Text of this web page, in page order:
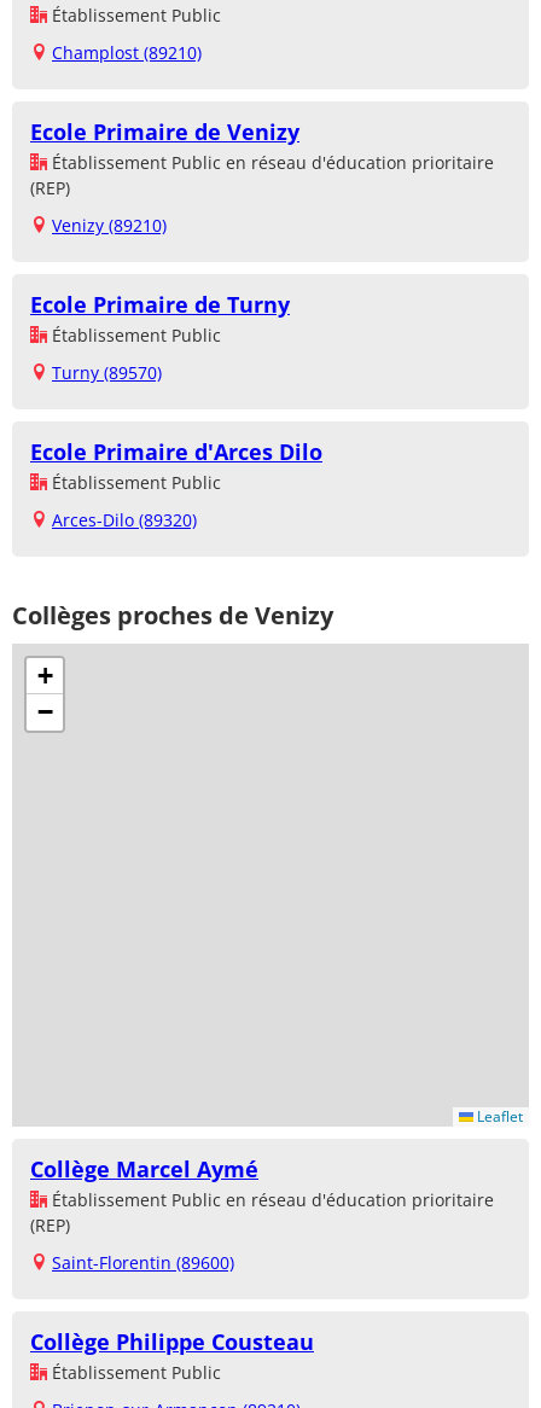
Établissement Public
Champlost (89210)
Ecole Primaire de Venizy
Établissement Public en réseau d'éducation prioritaire
(REP)
Venizy (89210)
Ecole Primaire de Turny
Établissement Public
Turny (89570)
Ecole Primaire d'Arces Dilo
Établissement Public
Arces-Dilo (89320)
Collèges proches de Venizy
+
−
Leaflet
Collège Marcel Aymé
Établissement Public en réseau d'éducation prioritaire
(REP)
Saint-Florentin (89600)
Collège Philippe Cousteau
Établissement Public